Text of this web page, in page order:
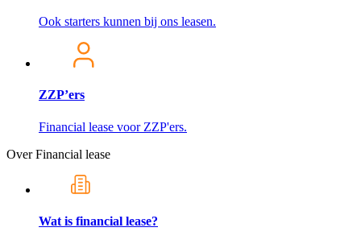
Ook starters kunnen bij ons leasen.
ZZP’ers
Financial lease voor ZZP'ers.
Over Financial lease
Wat is financial lease?